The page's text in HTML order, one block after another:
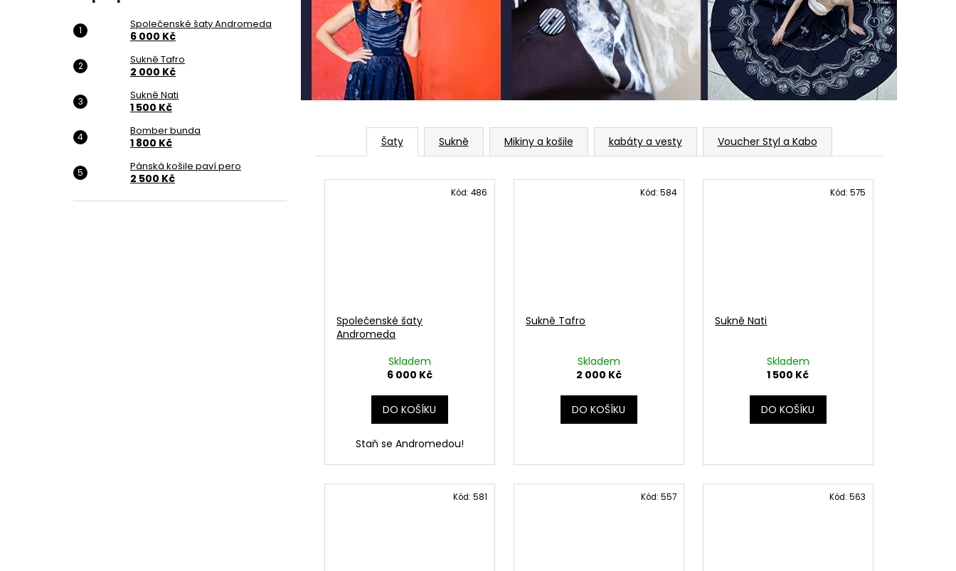
Společenské šaty Andromeda
6 000 Kč
Sukně Tafro
2 000 Kč
Sukně Nati
1 500 Kč
Bomber bunda
1 800 Kč
Pánská košile paví pero
2 500 Kč
š
e
m
o
h
Šaty Sukně Mikiny a košile kabáty a vesty Voucher Styl a Kabo
Společenské šaty
Andromeda
Skladem
6 000 Kč
DO KOŠÍKU
Staň se Andromedou!
Kód: 486
Sukně Tafro
Skladem
2 000 Kč
DO KOŠÍKU
Kód: 584
Sukně Nati
Skladem
1 500 Kč
DO KOŠÍKU
Kód: 575
Kód: 581 Kód: 557 Kód: 563
6 000 Kč
2 000 Kč
1 500 Kč